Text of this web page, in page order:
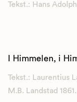
Tekst.: Hans
I Himmelen, i
Tekst.: Laurentius
M.B. Landstad 1861.